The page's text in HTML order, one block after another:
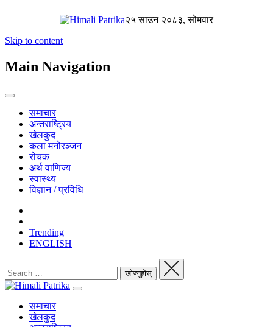
२५ साउन २०८३, सोमवार
Skip to content
Main Navigation
समाचार
अन्तराष्ट्रिय
खेलकुद
कला मनोरञ्जन
रोचक
अर्थ वाणिज्य
स्वास्थ्य
विज्ञान / प्रविधि
Trending
ENGLISH
समाचार
खेलकुद